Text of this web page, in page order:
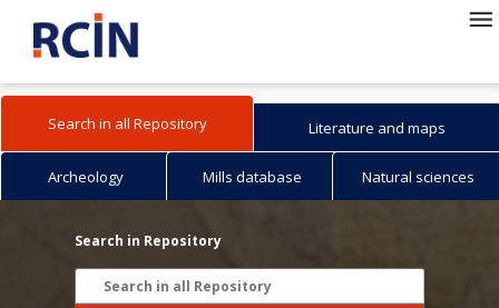
Search in all Repository Literature and maps
Archeology Mills database Natural sciences
Search in Repository